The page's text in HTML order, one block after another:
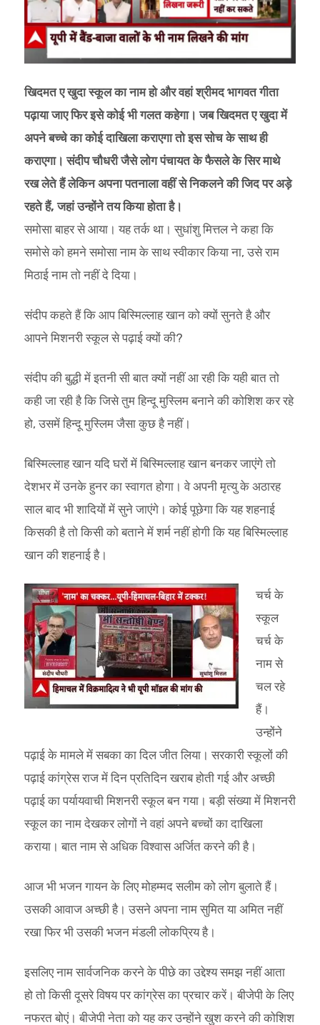
खिदमत ए खुदा स्कूल का नाम हो और वहां श्रीमद भागवत गीता
पढ़ाया जाए फिर इसे कोई भी गलत कहेगा। जब खिदमत ए खुदा में
अपने बच्चे का कोई दाखिला कराएगा तो इस सोच के साथ ही
कराएगा। संदीप चौधरी जैसे लोग पंचायत के फैसले के सिर माथे
रख लेते हैं लेकिन अपना पतनाला वहीं से निकलने की जिद पर अड़े
रहते हैं, जहां उन्होंने तय किया होता है।
समोसा बाहर से आया। यह तर्क था। सुधांशु मित्तल ने कहा कि
समोसे को हमने समोसा नाम के साथ स्वीकार किया ना, उसे राम
मिठाई नाम तो नहीं दे दिया।
संदीप कहते हैं कि आप बिस्मिल्लाह खान को क्यों सुनते है और
आपने मिशनरी स्कूल से पढ़ाई क्यों की?
संदीप की बुद्धी में इतनी सी बात क्यों नहीं आ रही कि यही बात तो
कही जा रही है कि जिसे तुम हिन्दू मुस्लिम बनाने की कोशिश कर रहे
हो, उसमें हिन्दू मुस्लिम जैसा कुछ है नहीं।
बिस्मिल्लाह खान यदि घरों में बिस्मिल्लाह खान बनकर जाएंगे तो
देशभर में उनके हुनर का स्वागत होगा। वे अपनी मृत्यु के अठारह
साल बाद भी शादियों में सुने जाएंगे। कोई पूछेगा कि यह शहनाई
किसकी है तो किसी को बताने में शर्म नहीं होगी कि यह बिस्मिल्लाह
खान की शहनाई है।
चर्च के
स्कूल
चर्च के
नाम से
चल रहे
हैं।
उन्होंने
पढ़ाई के मामले में सबका का दिल जीत लिया। सरकारी स्कूलों की
पढ़ाई कांग्रेस राज में दिन प्रतिदिन खराब होती गई और अच्छी
पढ़ाई का पर्यायवाची मिशनरी स्कूल बन गया। बड़ी संख्या में मिशनरी
स्कूल का नाम देखकर लोगों ने वहां अपने बच्चों का दाखिला
कराया। बात नाम से अधिक विश्वास अर्जित करने की है।
आज भी भजन गायन के लिए मोहम्मद सलीम को लोग बुलाते हैं।
उसकी आवाज अच्छी है। उसने अपना नाम सुमित या अमित नहीं
रखा फिर भी उसकी भजन मंडली लोकप्रिय है।
इसलिए नाम सार्वजनिक करने के पीछे का उद्देश्य समझ नहीं आता
हो तो किसी दूसरे विषय पर कांग्रेस का प्रचार करें। बीजेपी के लिए
नफरत बोएं। बीजेपी नेता को यह कर उन्होंने खुश करने की कोशिश